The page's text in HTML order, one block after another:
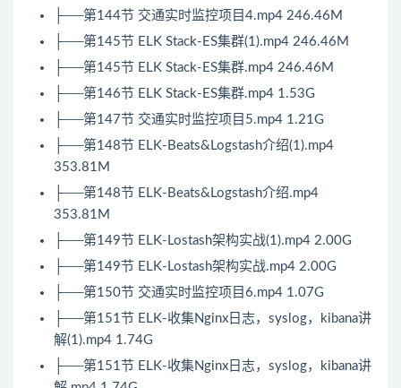
├──第144节 交通实时监控项目4.mp4 246.46M
├──第145节 ELK Stack-ES集群(1).mp4 246.46M
├──第145节 ELK Stack-ES集群.mp4 246.46M
├──第146节 ELK Stack-ES集群.mp4 1.53G
├──第147节 交通实时监控项目5.mp4 1.21G
├──第148节 ELK-Beats&Logstash介绍(1).mp4
353.81M
├──第148节 ELK-Beats&Logstash介绍.mp4
353.81M
├──第149节 ELK-Lostash架构实战(1).mp4 2.00G
├──第149节 ELK-Lostash架构实战.mp4 2.00G
├──第150节 交通实时监控项目6.mp4 1.07G
├──第151节 ELK-收集Nginx日志，syslog，kibana讲
解(1).mp4 1.74G
├──第151节 ELK-收集Nginx日志，syslog，kibana讲